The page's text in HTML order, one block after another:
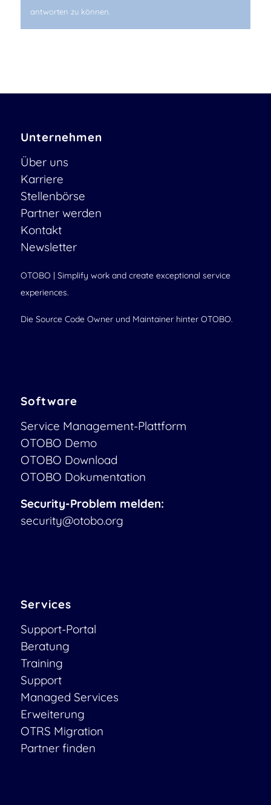
antworten zu können.
Unternehmen
Über uns
Karriere
Stellenbörse
Partner werden
Kontakt
Newsletter
OTOBO | Simplify work and create exceptional service
experiences.
Die Source Code Owner und Maintainer hinter OTOBO.
Software
Service Management-Plattform
OTOBO Demo
OTOBO Download
OTOBO Dokumentation
Security-Problem melden:
security@otobo.org
Services
Support-Portal
Beratung
Training
Support
Managed Services
Erweiterung
OTRS Migration
Partner finden